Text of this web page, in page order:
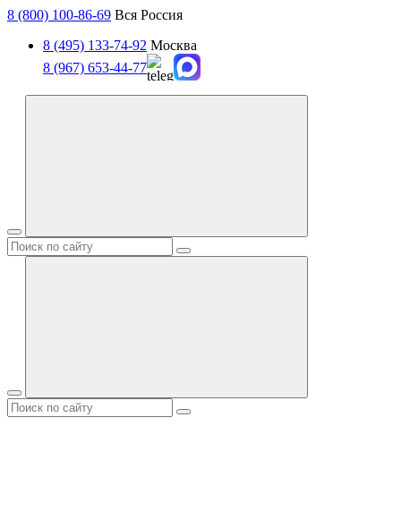
8 (800) 100-86-69 Вся Россия
8 (495) 133-74-92 Москва
8 (967) 653-44-77